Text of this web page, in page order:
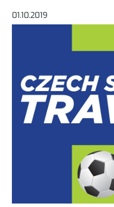
01.10.2019